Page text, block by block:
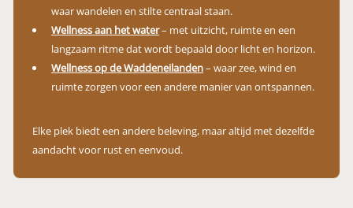
waar wandelen en stilte centraal staan.
Wellness aan het water– met uitzicht, ruimte en een
langzaam ritme dat wordt bepaald door licht en horizon.
Wellness op de Waddeneilanden– waar zee, wind en
ruimte zorgen voor een andere manier van ontspannen.
Elke plek biedt een andere beleving, maar altijd met dezelfde
aandacht voor rust en eenvoud.